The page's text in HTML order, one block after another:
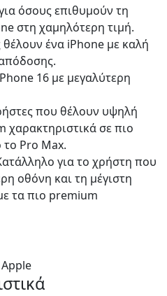
όσους επιθυμούν τη
στη χαμηλότερη τιμή.
θέλουν ένα iPhone με καλή
16 με μεγαλύτερη
που θέλουν υψηλή
σε πιο
Pro Max.
για το χρήστη που
οθόνη και τη μέγιστη
τα πιο premium